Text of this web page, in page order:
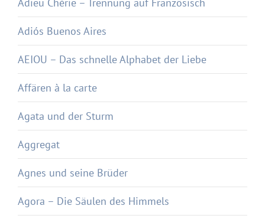
Adieu Chérie – Trennung auf Französisch
Adiós Buenos Aires
AEIOU – Das schnelle Alphabet der Liebe
Affären à la carte
Agata und der Sturm
Aggregat
Agnes und seine Brüder
Agora – Die Säulen des Himmels